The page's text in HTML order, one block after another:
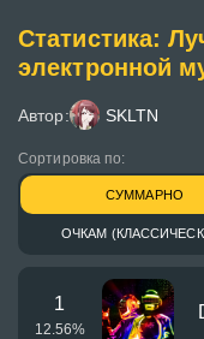
Статистика:
электронной
Автор: SKLTN
Сортировка по:
СУММАРНО
ОЧКАМ
1
12.56%